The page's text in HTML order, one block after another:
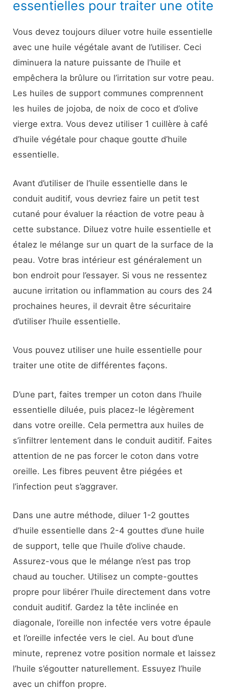
essentielles pour traiter une otite
Vous devez toujours diluer votre huile essentielle
avec une huile végétale avant de l’utiliser. Ceci
diminuera la nature puissante de l’huile et
empêchera la brûlure ou l’irritation sur votre peau.
Les huiles de support communes comprennent
les huiles de jojoba, de noix de coco et d’olive
vierge extra. Vous devez utiliser 1 cuillère à café
d’huile végétale pour chaque goutte d’huile
essentielle.
Avant d’utiliser de l’huile essentielle dans le
conduit auditif, vous devriez faire un petit test
cutané pour évaluer la réaction de votre peau à
cette substance. Diluez votre huile essentielle et
étalez le mélange sur un quart de la surface de la
peau. Votre bras intérieur est généralement un
bon endroit pour l’essayer. Si vous ne ressentez
aucune irritation ou inflammation au cours des 24
prochaines heures, il devrait être sécuritaire
d’utiliser l’huile essentielle.
Vous pouvez utiliser une huile essentielle pour
traiter une otite de différentes façons.
D’une part, faites tremper un coton dans l’huile
essentielle diluée, puis placez-le légèrement
dans votre oreille. Cela permettra aux huiles de
s’infiltrer lentement dans le conduit auditif. Faites
attention de ne pas forcer le coton dans votre
oreille. Les fibres peuvent être piégées et
l’infection peut s’aggraver.
Dans une autre méthode, diluer 1-2 gouttes
d’huile essentielle dans 2-4 gouttes d’une huile
de support, telle que l’huile d’olive chaude.
Assurez-vous que le mélange n’est pas trop
chaud au toucher. Utilisez un compte-gouttes
propre pour libérer l’huile directement dans votre
conduit auditif. Gardez la tête inclinée en
diagonale, l’oreille non infectée vers votre épaule
et l’oreille infectée vers le ciel. Au bout d’une
minute, reprenez votre position normale et laissez
l’huile s’égoutter naturellement. Essuyez l’huile
avec un chiffon propre.